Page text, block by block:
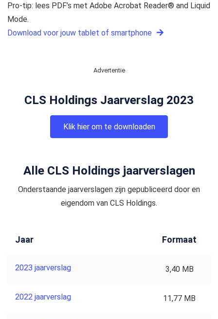
Pro-tip: lees PDF’s met Adobe Acrobat Reader® and Liquid
Mode.
Download voor jouw tablet of smartphone
Advertentie
CLS Holdings Jaarverslag 2023
Klik hier om te downloaden
Alle CLS Holdings jaarverslagen
Onderstaande jaarverslagen zijn gepubliceerd door en
eigendom van CLS Holdings.
Jaar Formaat
2023 jaarverslag 3,40 MB
2022 jaarverslag 11,77 MB